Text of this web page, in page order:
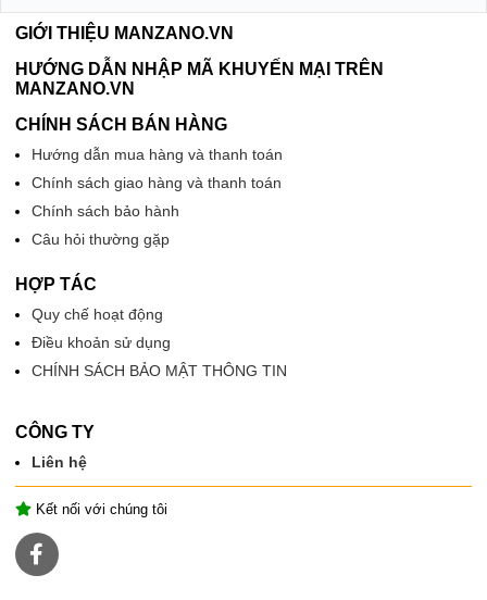
GIỚI THIỆU MANZANO.VN
HƯỚNG DẪN NHẬP MÃ KHUYẾN MẠI TRÊN
MANZANO.VN
CHÍNH SÁCH BÁN HÀNG
Hướng dẫn mua hàng và thanh toán
Chính sách giao hàng và thanh toán
Chính sách bảo hành
Câu hỏi thường gặp
HỢP TÁC
Quy chế hoạt động
Điều khoản sử dụng
CHÍNH SÁCH BẢO MẬT THÔNG TIN
CÔNG TY
Liên hệ
Kết nối với chúng tôi